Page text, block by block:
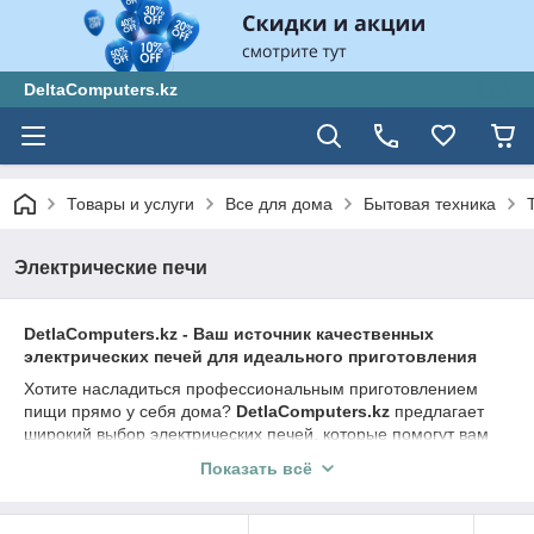
DeltaComputers.kz
Товары и услуги Все для дома Бытовая техника
Электрические печи
DetlaComputers.kz - Ваш источник качественных
электрических печей для идеального приготовления
Хотите насладиться профессиональным приготовлением
пищи прямо у себя дома? DetlaComputers.kz предлагает
широкий выбор электрических печей, которые помогут вам
электрических печей
Показать всё